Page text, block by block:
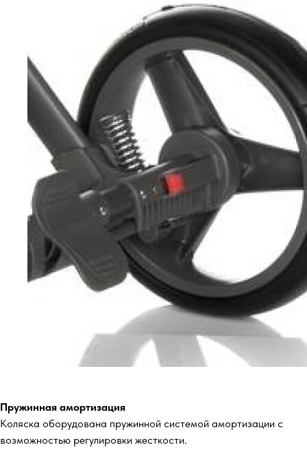
Пружинная амортизация
Коляска оборудована пружинной системой амортизации с
возможностью регулировки жесткости.